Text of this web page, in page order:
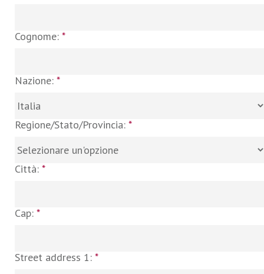
Cognome: *
Nazione: *
Regione/Stato/Provincia: *
Città: *
Cap: *
Street address 1: *